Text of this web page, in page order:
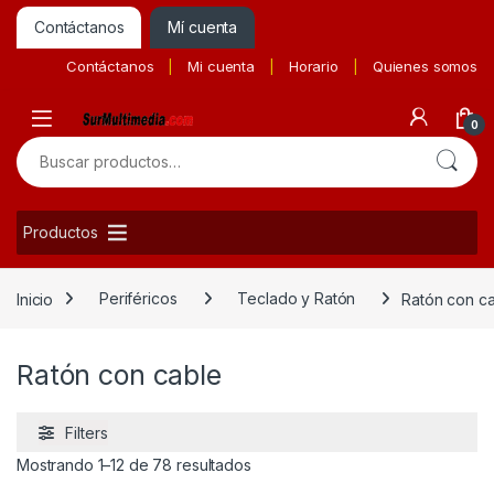
Contáctanos Mí cuenta
Contáctanos Mi cuenta Horario Quienes somos
0
Buscar por:
Productos
Inicio Periféricos Teclado y Ratón Ratón con
Ratón con cable
Filters
Mostrando 1–12 de 78 resultadosOrdenado por precio: bajo a alto